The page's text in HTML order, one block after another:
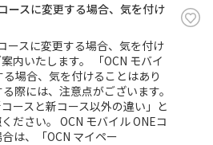
サポートサイトの使い方
ースに変更する場合、気を付け
ースに変更する場合、気を付け
内いたします。 「OCN モバイ
場合、気を付けることはあり
際には、注意点がございます。
ースと新コース以外の違い」と
ださい。 OCN モバイル ONEコ
は、「OCN マイペー